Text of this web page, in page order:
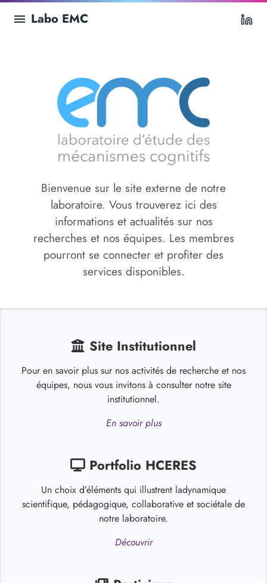
Labo EMC
Bienvenue sur le site externe de notre
laboratoire. Vous trouverez ici des
informations et actualités sur nos
recherches et nos équipes. Les membres
pourront se connecter et profiter des
services disponibles.
Site Institutionnel
Pour en savoir plus sur nos activités de recherche et nos
équipes, nous vous invitons à consulter notre site
institutionnel.
En savoir plus
Portfolio HCERES
Un choix d’éléments qui illustrent ladynamique
scientifique, pédagogique, collaborative et sociétale de
notre laboratoire.
Découvrir